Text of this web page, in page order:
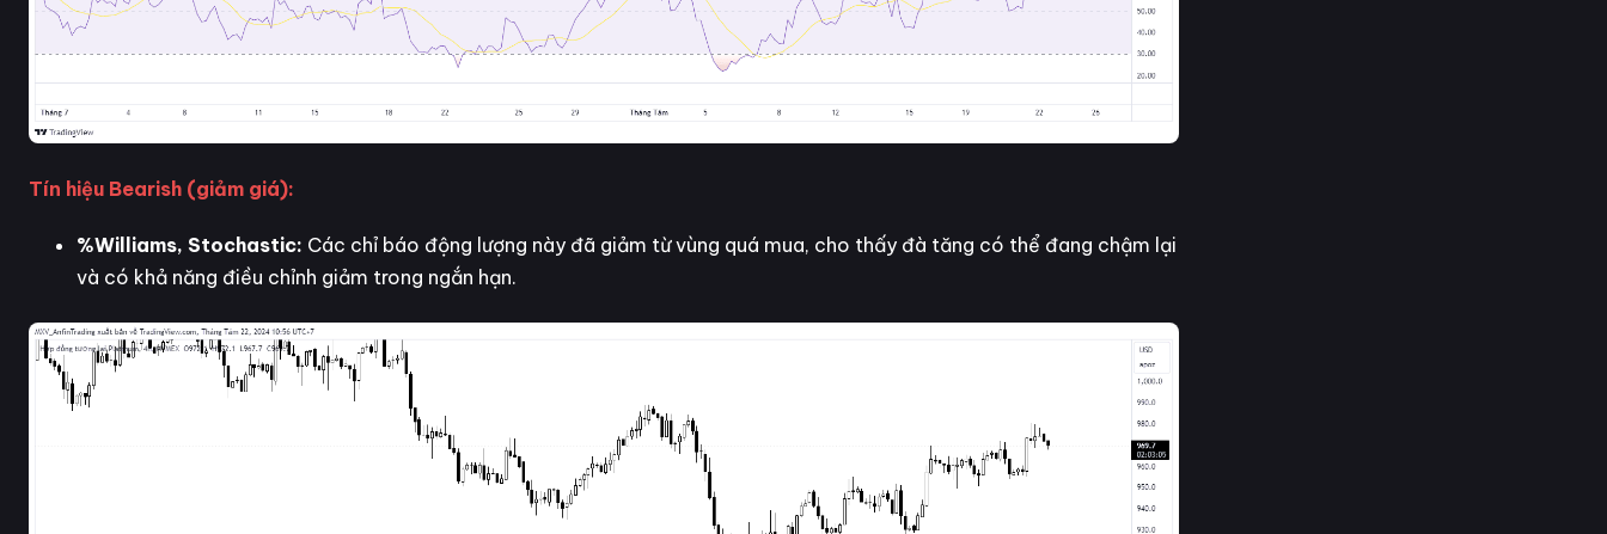
Tín hiệu Bearish (giảm giá):
%Williams, Stochastic: Các chỉ báo động lượng này đã giảm từ vùng quá mua, cho thấy đà tăng có thể đang chậm lại
và có khả năng điều chỉnh giảm trong ngắn hạn.